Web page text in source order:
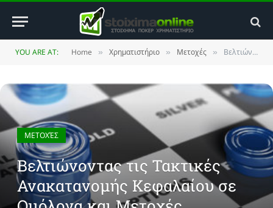
YOU ARE AT: Home » Χρηματιστήριο » Μετοχές » Βελτιώνοντας τις Τακτικές Ανακατανομής Κεφαλαίου σε Ομόλογα και Μετοχές
ΜΕΤΟΧΈΣ
Βελτιώνοντας τις Τακτικές
Ανακατανομής Κεφαλαίου σε